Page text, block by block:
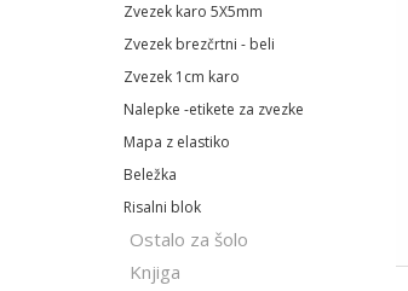
Zvezek karo 5X5mm
Zvezek brezčrtni - beli
Zvezek 1cm karo
Nalepke -etikete za zvezke
Mapa z elastiko
Beležka
Risalni blok
Ostalo za šolo
Knjiga